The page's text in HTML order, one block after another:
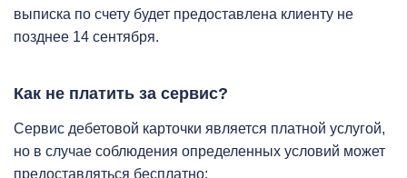
выписка по счету будет предоставлена клиенту не
позднее 14 сентября.
Как не платить за сервис?
Сервис дебетовой карточки является платной услугой,
но в случае соблюдения определенных условий может
предоставляться бесплатно: